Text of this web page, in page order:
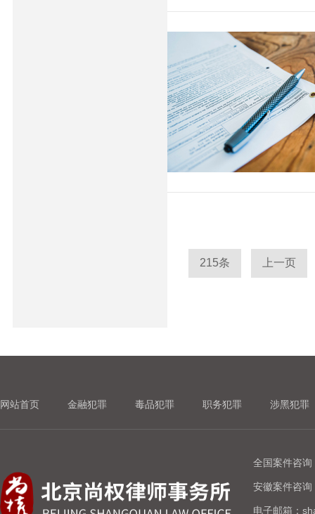
215条 上一页
网站首页 金融犯罪 毒品犯罪 职务犯罪 涉黑犯罪
全国案件咨
安徽案件咨
电子邮箱：